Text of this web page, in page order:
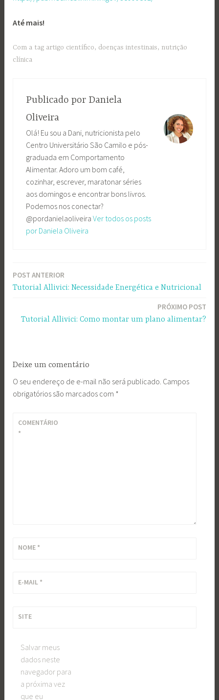
Até mais!
Com a tag artigo científico, doenças intestinais, nutrição
clínica
Publicado por Daniela
Oliveira
Olá! Eu sou a Dani, nutricionista pelo
Centro Universitário São Camilo e pós-
graduada em Comportamento
Alimentar. Adoro um bom café,
cozinhar, escrever, maratonar séries
aos domingos e encontrar bons livros.
Podemos nos conectar?
@pordanielaoliveira Ver todos os posts
por Daniela Oliveira
Navegação
POST ANTERIOR
Tutorial Allivici: Necessidade Energética e Nutricional
PRÓXIMO POST
Tutorial Allivici: Como montar um plano alimentar?
Deixe um comentário
O seu endereço de e-mail não será publicado. Campos
obrigatórios são marcados com *
COMENTÁRIO
*
NOME *
E-MAIL *
SITE
Salvar meus
dados neste
navegador para
a próxima vez
que eu